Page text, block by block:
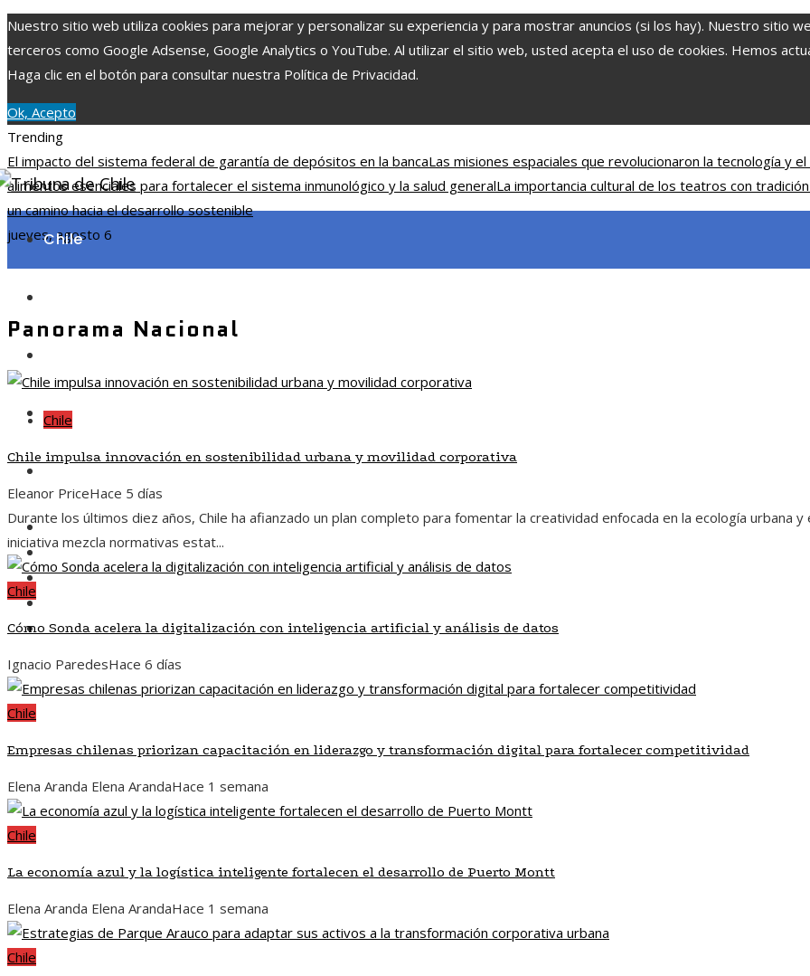
Nuestro sitio web utiliza cookies para mejorar y personalizar su experiencia y para mostrar anuncios (si los hay). Nuestro sitio
terceros como Google Adsense, Google Analytics o YouTube. Al utilizar el sitio web, usted acepta el uso de cookies. Hemos
Haga clic en el botón para consultar nuestra Política de Privacidad.
Ok, Acepto
Trending
El impacto del sistema federal de garantía de depósitos en la bancaLas misiones espaciales que revolucionaron la tecnología y
alimentos esenciales para fortalecer el sistema inmunológico y la salud generalLa importancia cultural de los teatros con
un camino hacia el desarrollo sostenible
jueves, agosto 6
Chile
Responsabilidad social
Inversiones y negocios
Chile
Ciencia y tecnología
Cultura y ocio
Inversiones y negocios
Panorama Nacional
Chile
Chile impulsa innovación en sostenibilidad urbana y movilidad corporativa
Eleanor PriceHace 5 días
Durante los últimos diez años, Chile ha afianzado un plan completo para fomentar la creatividad enfocada en la ecología urbana
iniciativa mezcla normativas estat...
Chile
Cómo Sonda acelera la digitalización con inteligencia artificial y análisis de datos
Ignacio ParedesHace 6 días
Chile
Empresas chilenas priorizan capacitación en liderazgo y transformación digital para fortalecer competitividad
Elena Aranda Elena ArandaHace 1 semana
Chile
La economía azul y la logística inteligente fortalecen el desarrollo de Puerto Montt
Elena Aranda Elena ArandaHace 1 semana
Chile